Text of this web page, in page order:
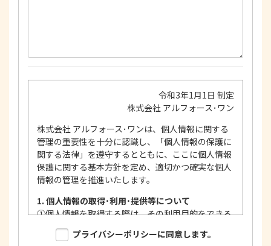
令和3年1月1日 制定
株式会社 アルフォース･ワン
株式会社 アルフォース･ワンは、個人情報に関する
管理の重要性を十分に認識し、「個人情報の保護に
関する法律」を遵守するとともに、ここに個人情報
保護に関する基本方針を定め、適切かつ確実な個人
情報の管理を推進いたします。
1. 個人情報の取得･利用･提供等について
①個人情報を取得する際は、その利用目的をできる
限り明確に特定し、その目的達成に必要な限度に
おいて適法かつ公正な手段を用い、同意を得て取
プライバシーポリシーに同意します。